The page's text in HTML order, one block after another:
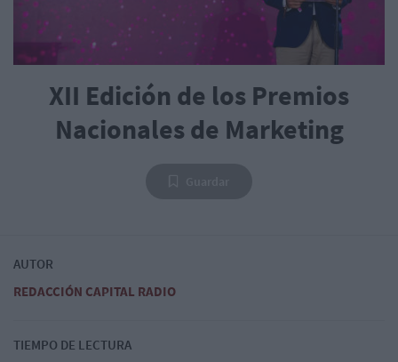
XII Edición de los Premios
Nacionales de Marketing
AUTOR
REDACCIÓN CAPITAL RADIO
TIEMPO DE LECTURA